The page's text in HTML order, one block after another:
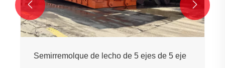
Semirremolque de lecho de 5 ejes de 5 eje
 